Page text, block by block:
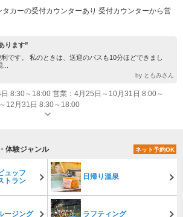
カーの受付カウンターあり 受付カウンターから営
ります”
です。 私のときは、送迎のバスも10分ほどできまし
by ともみさん
8:30～18:00 営業：4月25日～10月31日 8:00～
12月31日 8:30～18:00
体験ジャンル ネット予約OK
ュッフ
トラン
日帰り温泉
ージング ラフティング